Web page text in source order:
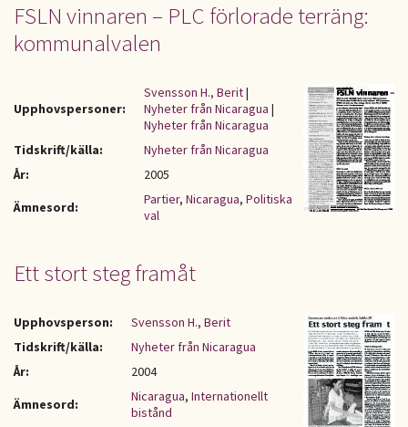
FSLN vinnaren – PLC förlorade terräng:
kommunalvalen
Upphovspersoner:
Svensson H., Berit|
Nyheter från Nicaragua |
Nyheter från Nicaragua
Tidskrift/källa:
Nyheter från Nicaragua
År:
2005
Ämnesord:
Partier, Nicaragua, Politiska
val
Ett stort steg framåt
Upphovsperson:
Svensson H., Berit
Tidskrift/källa:
Nyheter från Nicaragua
År:
2004
Ämnesord:
Nicaragua, Internationellt
bistånd